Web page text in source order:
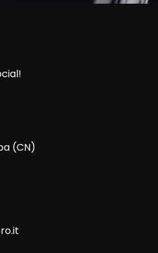
(CN)